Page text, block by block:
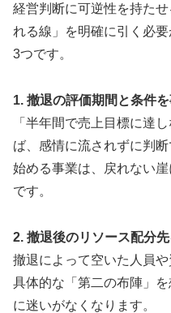
経営判断に可逆性を持た
れる線」を明確に引く必
3つです。
1. 撤退の評価期間と条件
「半年間で売上目標に達
ば、感情に流されずに判
始める事業は、戻れない
です。
2. 撤退後のリソース配分先
撤退によって空いた人員
具体的な「第二の布陣」
に迷いがなくなります。